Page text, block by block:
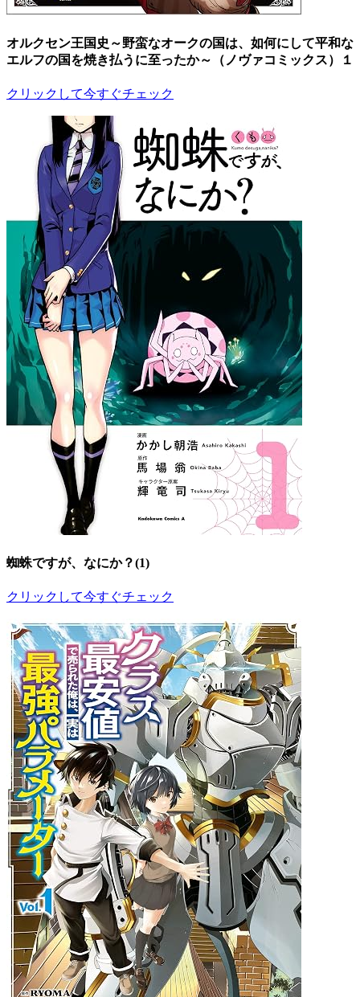
オルクセン王国史～野蛮なオークの国は、如何にして平和な
エルフの国を焼き払うに至ったか～（ノヴァコミックス）１
クリックして今すぐチェック
蜘蛛ですが、なにか？(1)
クリックして今すぐチェック